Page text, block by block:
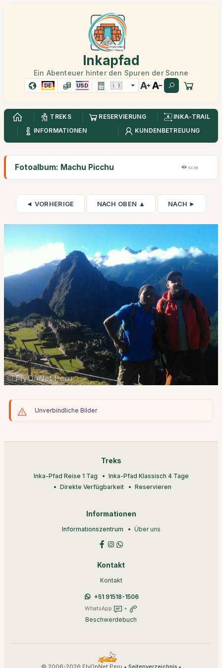
Inkapfad
Ein Abenteuer hinter den Spuren der Sonne
DE USD
TREKS RESERVIERUNG
INKA-TRAIL
INFORMATIONEN
KUNDENBETREUUNG
Fotoalbum: Machu Picchu 43,5K
◄ VORHERIGE NACH OBEN ▲ NACH ►
Unverbindliche Bilder
Treks
Inka-Pfad Reise 1 Tag
Inka-Pfad Klassisch 4 Tage
Direkte Verfügbarkeit
Reservieren
Informationen
Informationszentrum Über uns
Kontakt
Kontakt
+51 91518-1506
WhatsApp +
Beschwerdebuch
© 2006-2026 FlyOnNet Peru • •